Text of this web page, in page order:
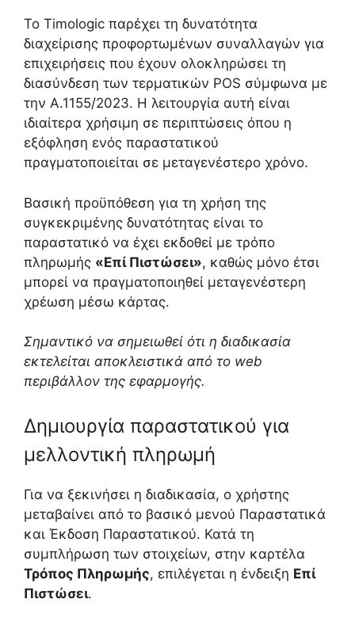
Το Timologic παρέχει τη δυνατότητα
διαχείρισης προφορτωμένων συναλλαγών για
επιχειρήσεις που έχουν ολοκληρώσει τη
διασύνδεση των τερματικών POS σύμφωνα με
την Α.1155/2023. Η λειτουργία αυτή είναι
ιδιαίτερα χρήσιμη σε περιπτώσεις όπου η
εξόφληση ενός παραστατικού
πραγματοποιείται σε μεταγενέστερο χρόνο.
Βασική προϋπόθεση για τη χρήση της
συγκεκριμένης δυνατότητας είναι το
παραστατικό να έχει εκδοθεί με τρόπο
πληρωμής «Επί Πιστώσει», καθώς μόνο έτσι
μπορεί να πραγματοποιηθεί μεταγενέστερη
χρέωση μέσω κάρτας.
Σημαντικό να σημειωθεί ότι η διαδικασία
εκτελείται αποκλειστικά από το web
περιβάλλον της εφαρμογής.
Δημιουργία παραστατικού για
μελλοντική πληρωμή
Για να ξεκινήσει η διαδικασία, ο χρήστης
μεταβαίνει από το βασικό μενού Παραστατικά
και Έκδοση Παραστατικού. Κατά τη
συμπλήρωση των στοιχείων, στην καρτέλα
Τρόπος Πληρωμής, επιλέγεται η ένδειξη Επί
Πιστώσει.